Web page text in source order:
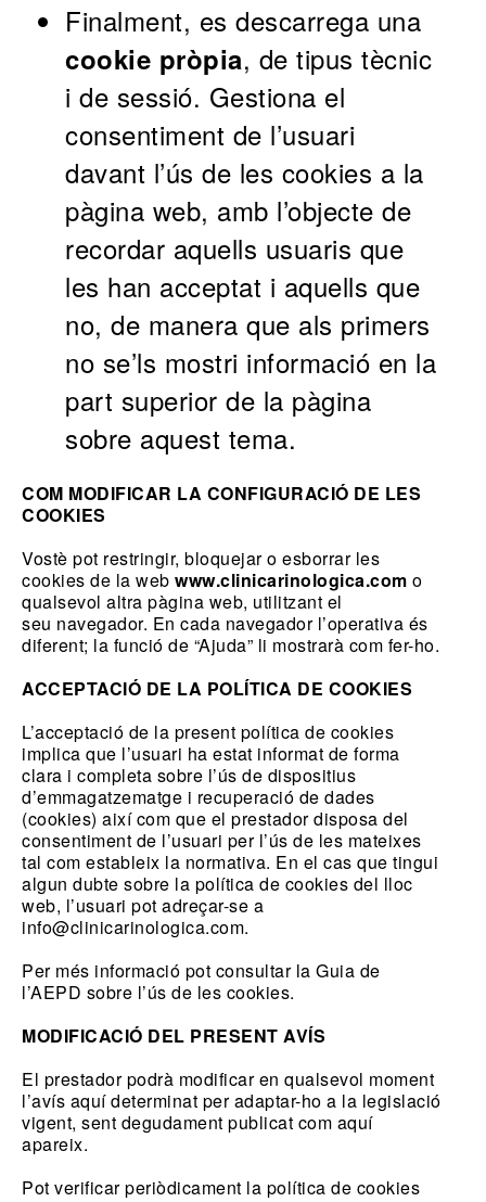
Finalment, es descarrega una
cookie pròpia, de tipus tècnic
i de sessió. Gestiona el
consentiment de l’usuari
davant l’ús de les cookies a la
pàgina web, amb l’objecte de
recordar aquells usuaris que
les han acceptat i aquells que
no, de manera que als primers
no se’ls mostri informació en la
part superior de la pàgina
sobre aquest tema.
COM MODIFICAR LA CONFIGURACIÓ DE LES
COOKIES
Vostè pot restringir, bloquejar o esborrar les
cookies de la web www.clinicarinologica.com o
qualsevol altra pàgina web, utilitzant el
seu navegador. En cada navegador l’operativa és
diferent; la funció de “Ajuda” li mostrarà com fer-ho.
ACCEPTACIÓ DE LA POLÍTICA DE COOKIES
L’acceptació de la present política de cookies
implica que l’usuari ha estat informat de forma
clara i completa sobre l’ús de dispositius
d’emmagatzematge i recuperació de dades
(cookies) així com que el prestador disposa del
consentiment de l’usuari per l’ús de les mateixes
tal com estableix la normativa. En el cas que tingui
algun dubte sobre la política de cookies del lloc
web, l’usuari pot adreçar-se a
info@clinicarinologica.com.
Per més informació pot consultar la Guia de
l’AEPD sobre l’ús de les cookies.
MODIFICACIÓ DEL PRESENT AVÍS
El prestador podrà modificar en qualsevol moment
l’avís aquí determinat per adaptar-ho a la legislació
vigent, sent degudament publicat com aquí
apareix.
Pot verificar periòdicament la política de cookies